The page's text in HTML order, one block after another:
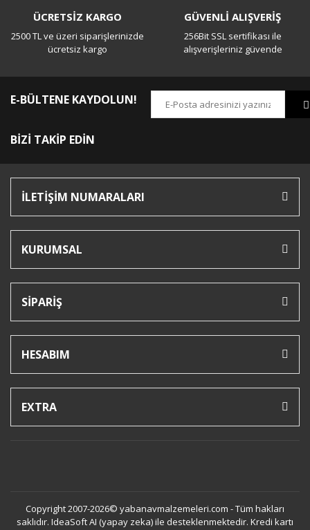
ÜCRETSİZ KARGO
2500 TL ve üzeri siparişlerinizde
ücretsiz kargo
GÜVENLİ ALIŞVERİŞ
256Bit SSL sertifikası ile
alışverişleriniz güvende
E-BÜLTENE KAYDOLUN!
BİZİ TAKİP EDİN
İLETİŞİM NUMARALARI
KURUMSAL
SİPARİŞ
HESABIM
EXTRA
Copyright 2007-2026© yabanavmalzemeleri.com - Tüm hakları
saklıdır. IdeaSoft AI (yapay zeka) ile desteklenmektedir. Kredi kartı